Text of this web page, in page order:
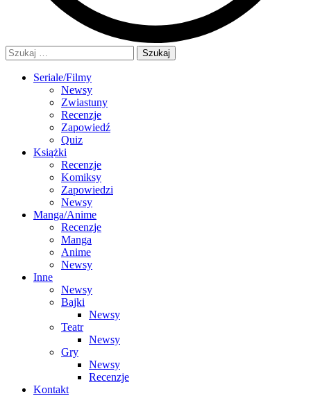
Szukaj:
Seriale/Filmy
Newsy
Zwiastuny
Recenzje
Zapowiedź
Quiz
Książki
Recenzje
Komiksy
Zapowiedzi
Newsy
Manga/Anime
Recenzje
Manga
Anime
Newsy
Inne
Newsy
Bajki
Newsy
Teatr
Newsy
Gry
Newsy
Recenzje
Kontakt